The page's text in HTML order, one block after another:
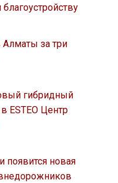
за три
гибридный
ESTEO Центр
появится новая